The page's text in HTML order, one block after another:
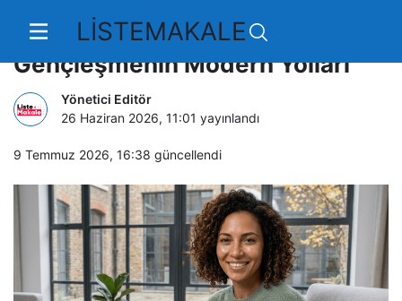
LİSTEMAKALE
Doğal Görünümü Koruyarak
Gençleşmenin Modern Yolları
Yönetici Editör
26 Haziran 2026, 11:01 yayınlandı
9 Temmuz 2026, 16:38 güncellendi